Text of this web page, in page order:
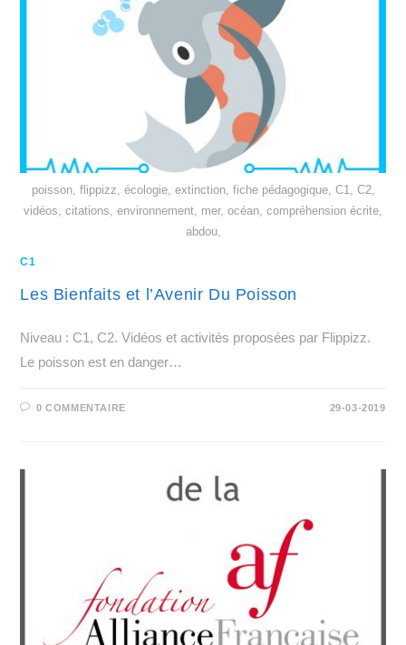
poisson, flippizz, écologie, extinction, fiche pédagogique, C1, C2,
vidéos, citations, environnement, mer, océan, compréhension écrite,
abdou,
C1
Les Bienfaits et l’Avenir Du Poisson
Niveau : C1, C2. Vidéos et activités proposées par Flippizz.
Le poisson est en danger…
0 COMMENTAIRE 29-03-2019